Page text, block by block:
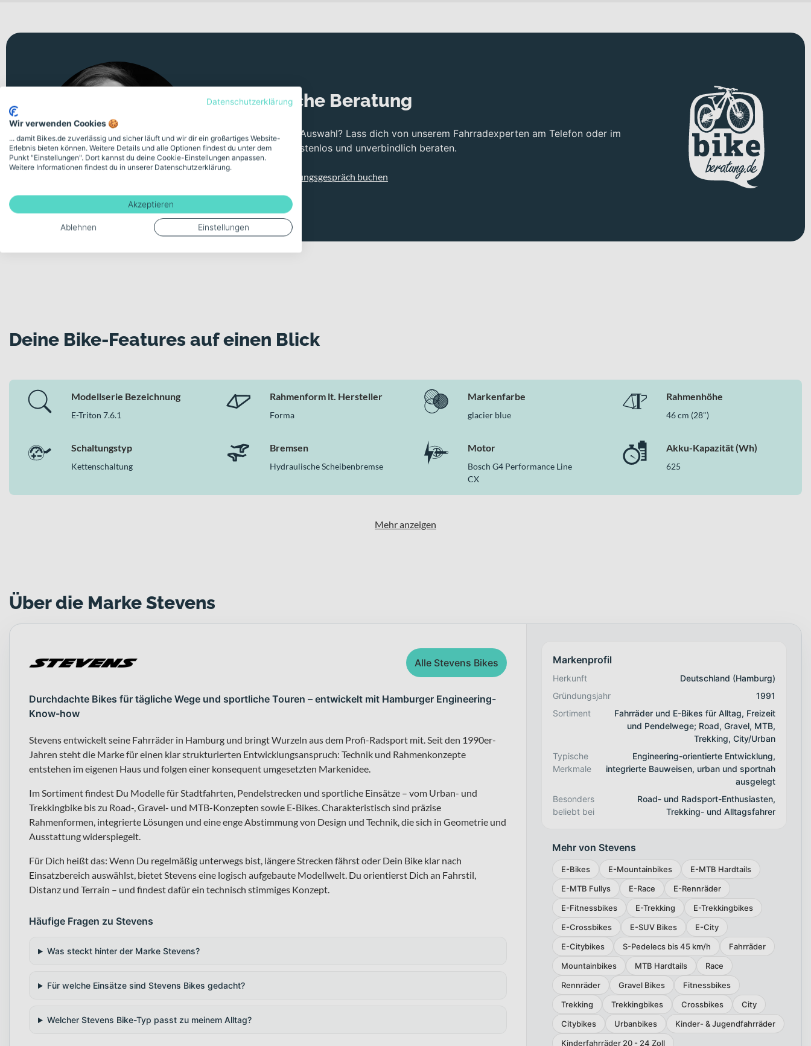
Persönliche Beratung
Unsicher bei der Auswahl? Lass dich von unserem Fahrradexperten am Telefon oder im
Videomeeting kostenlos und unverbindlich beraten.
Kostenloses Beratungsgespräch buchen
Deine Bike-Features auf einen Blick
Modellserie Bezeichnung
E-Triton 7.6.1
Rahmenform lt. Hersteller
Forma
Markenfarbe
glacier blue
Rahmenhöhe
46 cm (28")
Schaltungstyp
Kettenschaltung
Bremsen
Hydraulische Scheibenbremse
Motor
Bosch G4 Performance Line
CX
Akku-Kapazität (Wh)
625
Mehr anzeigen
Über die Marke Stevens
Alle Stevens Bikes
Durchdachte Bikes für tägliche Wege und sportliche Touren – entwickelt mit Hamburger Engineering-
Know-how
Stevens entwickelt seine Fahrräder in Hamburg und bringt Wurzeln aus dem Profi-Radsport mit. Seit den 1990er-
Jahren steht die Marke für einen klar strukturierten Entwicklungsanspruch: Technik und Rahmenkonzepte
entstehen im eigenen Haus und folgen einer konsequent umgesetzten Markenidee.
Im Sortiment findest Du Modelle für Stadtfahrten, Pendelstrecken und sportliche Einsätze – vom Urban- und
Trekkingbike bis zu Road-, Gravel- und MTB-Konzepten sowie E-Bikes. Charakteristisch sind präzise
Rahmenformen, integrierte Lösungen und eine enge Abstimmung von Design und Technik, die sich in Geometrie und
Ausstattung widerspiegelt.
Für Dich heißt das: Wenn Du regelmäßig unterwegs bist, längere Strecken fährst oder Dein Bike klar nach
Einsatzbereich auswählst, bietet Stevens eine logisch aufgebaute Modellwelt. Du orientierst Dich an Fahrstil,
Distanz und Terrain – und findest dafür ein technisch stimmiges Konzept.
Häufige Fragen zu Stevens
Was steckt hinter der Marke Stevens?
Für welche Einsätze sind Stevens Bikes gedacht?
Welcher Stevens Bike-Typ passt zu meinem Alltag?
Markenprofil
Herkunft
Deutschland (Hamburg)
Gründungsjahr
1991
Sortiment
Fahrräder und E-Bikes für Alltag, Freizeit
und Pendelwege; Road, Gravel, MTB,
Trekking, City/Urban
Typische
Merkmale
Engineering-orientierte Entwicklung,
integrierte Bauweisen, urban und sportnah
ausgelegt
Besonders
beliebt bei
Road- und Radsport-Enthusiasten,
Trekking- und Alltagsfahrer
Mehr von Stevens
E-Bikes E-Mountainbikes
E-MTB Hardtails
E-MTB Fullys
E-Race
E-Rennräder
E-Fitnessbikes
E-Trekking
E-Trekkingbikes
E-Crossbikes
E-SUV Bikes
E-City
E-Citybikes
S-Pedelecs bis 45 km/h
Fahrräder
Mountainbikes
MTB Hardtails
Race
Rennräder
Gravel Bikes
Fitnessbikes
Trekking
Trekkingbikes Crossbikes
City
Citybikes
Urbanbikes
Kinder- & Jugendfahrräder
Kinderfahrräder 20 - 24 Zoll
Datenschutzerklärung
Wir verwenden Cookies 🍪
... damit Bikes.de zuverlässig und sicher läuft und wir dir ein großartiges Website-
Erlebnis bieten können. Weitere Details und alle Optionen findest du unter dem
Punkt "Einstellungen". Dort kannst du deine Cookie-Einstellungen anpassen.
Weitere Informationen findest du in unserer Datenschutzerklärung.
Akzeptieren
Ablehnen Einstellungen